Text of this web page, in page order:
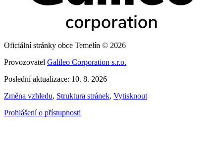
Oficiální stránky obce Temelín © 2026
Provozovatel Galileo Corporation s.r.o.
Poslední aktualizace: 10. 8. 2026
Změna vzhledu, Struktura stránek, Vytisknout
Prohlášení o přístupnosti